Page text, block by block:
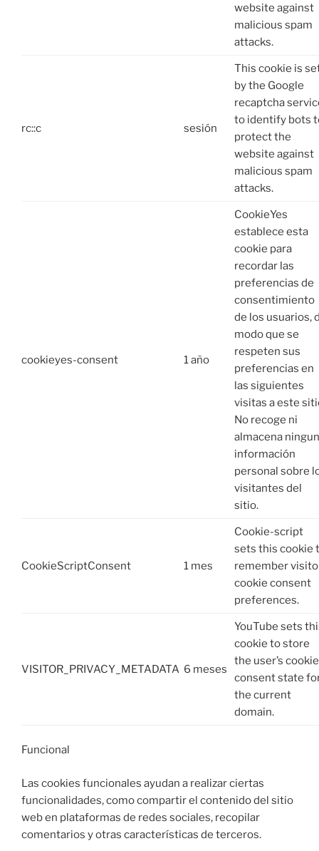
website against
malicious spam
attacks.
rc::c sesión
This cookie is
by the Google
recaptcha
to identify bots
protect the
website against
malicious spam
attacks.
cookieyes-consent 1 año
CookieYes
establece esta
cookie para
recordar las
preferencias de
consentimiento
de los usuarios,
modo que se
respeten sus
preferencias en
las siguientes
visitas a este
No recoge ni
almacena
información
personal sobre
visitantes del
sitio.
CookieScriptConsent 1 mes
Cookie-script
sets this cookie
remember
cookie consent
preferences.
VISITOR_PRIVACY_METADATA 6 meses
YouTube sets
cookie to store
the user’s cookie
consent state
the current
domain.
Funcional
Las cookies funcionales ayudan a realizar ciertas
funcionalidades, como compartir el contenido del sitio
web en plataformas de redes sociales, recopilar
comentarios y otras características de terceros.